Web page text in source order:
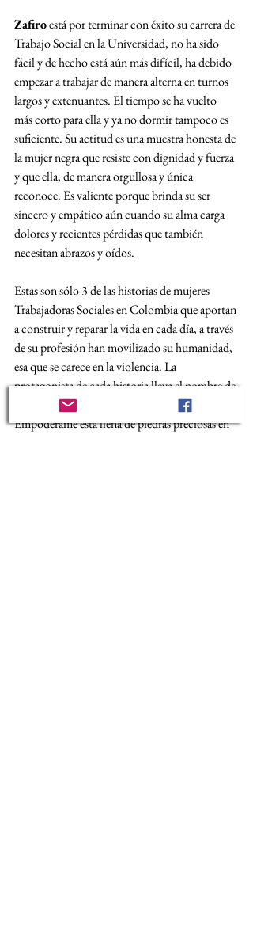
Zafiro está por terminar con éxito su carrera de
Trabajo Social en la Universidad, no ha sido
fácil y de hecho está aún más difícil, ha debido
empezar a trabajar de manera alterna en turnos
largos y extenuantes. El tiempo se ha vuelto
más corto para ella y ya no dormir tampoco es
suficiente. Su actitud es una muestra honesta de
la mujer negra que resiste con dignidad y fuerza
y que ella, de manera orgullosa y única
reconoce. Es valiente porque brinda su ser
sincero y empático aún cuando su alma carga
dolores y recientes pérdidas que también
necesitan abrazos y oídos.
Estas son sólo 3 de las historias de mujeres
Trabajadoras Sociales en Colombia que aportan
a construir y reparar la vida en cada día, a través
de su profesión han movilizado su humanidad,
esa que se carece en la violencia. La
protagonista de cada historia lleva el nombre de
una piedra preciosa, porque Fundación
Empodérame está llena de piedras preciosas en